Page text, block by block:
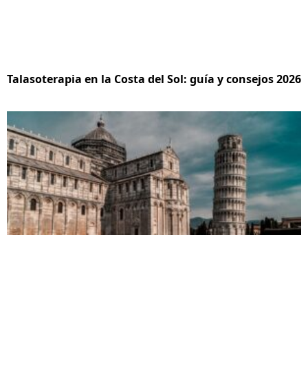
Talasoterapia en la Costa del Sol: guía y consejos 2026